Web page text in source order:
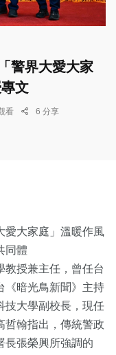
警界大愛大家
文
看 6 分享
愛大家庭」溫暖作風
同體
教授兼主任，曾任台
《暗光鳥新聞》主持
技大學副校長，現任
哲翰指出，傳統警政
長張榮興所強調的